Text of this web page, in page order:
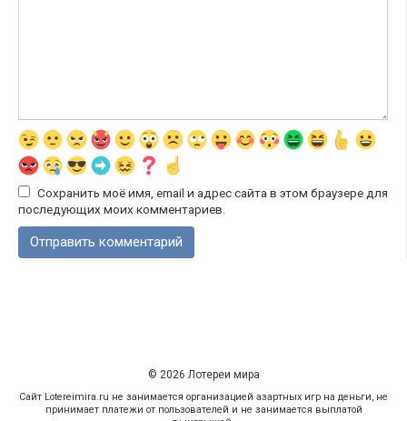
Сохранить моё имя, email и адрес сайта в этом браузере для
последующих моих комментариев.
© 2026 Лотереи мира
Сайт Lotereimira.ru не занимается организацией азартных игр на деньги, не
принимает платежи от пользователей и не занимается выплатой